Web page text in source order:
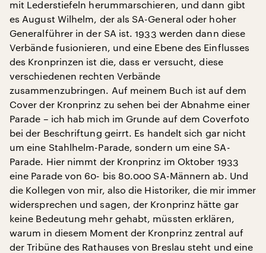
mit Lederstiefeln herummarschieren, und dann gibt
es August Wilhelm, der als SA-General oder hoher
Generalführer in der SA ist. 1933 werden dann diese
Verbände fusionieren, und eine Ebene des Einflusses
des Kronprinzen ist die, dass er versucht, diese
verschiedenen rechten Verbände
zusammenzubringen. Auf meinem Buch ist auf dem
Cover der Kronprinz zu sehen bei der Abnahme einer
Parade – ich hab mich im Grunde auf dem Coverfoto
bei der Beschriftung geirrt. Es handelt sich gar nicht
um eine Stahlhelm-Parade, sondern um eine SA-
Parade. Hier nimmt der Kronprinz im Oktober 1933
eine Parade von 60- bis 80.000 SA-Männern ab. Und
die Kollegen von mir, also die Historiker, die mir immer
widersprechen und sagen, der Kronprinz hätte gar
keine Bedeutung mehr gehabt, müssten erklären,
warum in diesem Moment der Kronprinz zentral auf
der Tribüne des Rathauses von Breslau steht und eine